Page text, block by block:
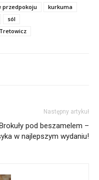
przedpokoju
kurkuma
sól
Następny artykuł
pod beszamelem –
w najlepszym wydaniu!